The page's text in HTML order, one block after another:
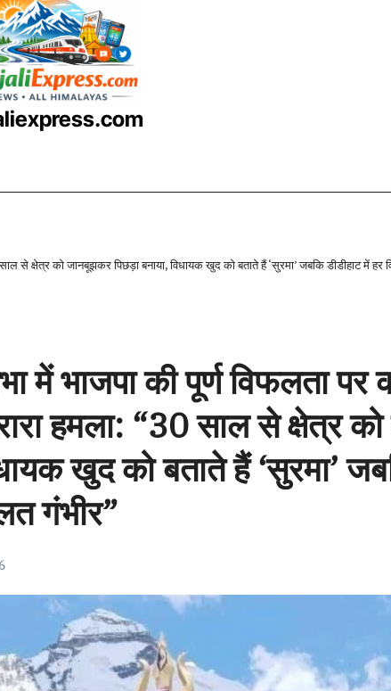
से क्षेत्र को जानबूझकर पिछड़ा बनाया, विधायक खुद को बताते हैं ‘सुरमा’ जबकि डीडीहाट में हर
में भाजपा की पूर्ण विफलता पर
हमला: “30 साल से क्षेत्र
खुद को बताते हैं ‘सुरमा’
गंभीर”